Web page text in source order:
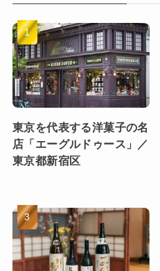
東京を代表する洋菓子の名
店「エーグルドゥース」／
東京都新宿区